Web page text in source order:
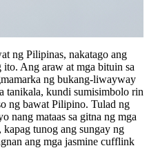
ng Pilipinas, nakatago ang
Ang araw at mga bituin sa
ng bukang-liwayway
tanikala, kundi sumisimbolo rin
ng bawat Pilipino. Tulad ng
nang mataas sa gitna ng mga
tunog ang sungay ng
ang mga jasmine cufflink